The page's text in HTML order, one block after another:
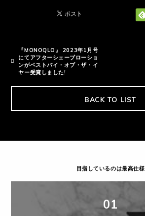
『MONOQLO』 2023年1月号
にてアフターシェーブローショ
ンがベストバイ・オブ・ザ・イ
ヤー受賞しました!
BACK TO LIST
目指しているのは最高仕様
01